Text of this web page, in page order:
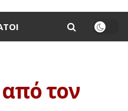
τον